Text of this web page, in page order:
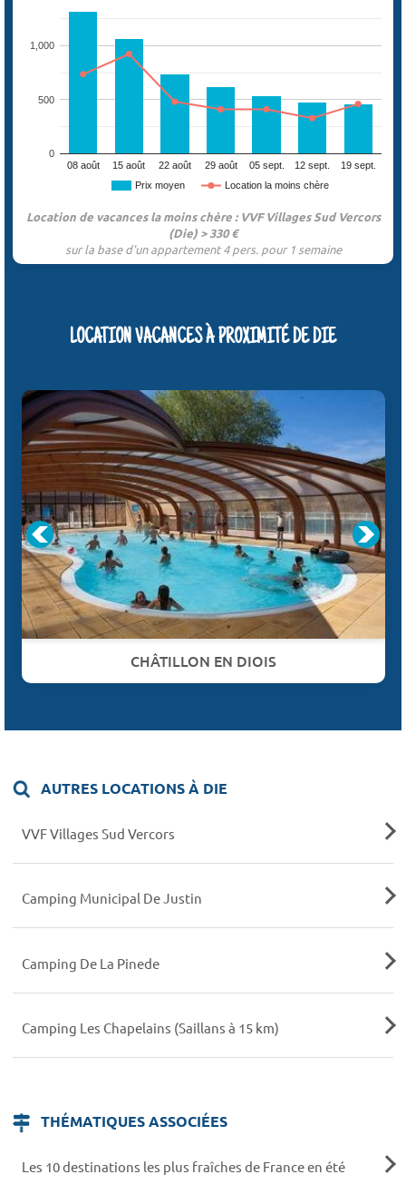
Prix moyen Location la moins chère
08 août 15 août 22 août 29 août 05 sept. 12 sept. 19 sept.
0
500
1,000
Location de vacances la moins chère : VVF Villages Sud Vercors
(Die) > 330 €
sur la base d'un appartement 4 pers. pour 1 semaine
LOCATION VACANCES À PROXIMITÉ DE DIE
CHÂTILLON EN DIOIS
AUTRES LOCATIONS À DIE
VVF Villages Sud Vercors
Camping Municipal De Justin
Camping De La Pinede
Camping Les Chapelains (Saillans à 15 km)
THÉMATIQUES ASSOCIÉES
Les 10 destinations les plus fraîches de France en été